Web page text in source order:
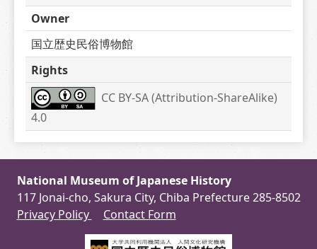
Owner
国立歴史民俗博物館
Rights
CC BY-SA (Attribution-ShareAlike)
4.0
National Museum of Japanese History
117 Jonai-cho, Sakura City, Chiba Prefecture 285-8502
Privacy Policy
Contact Form